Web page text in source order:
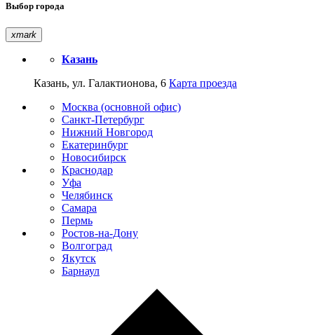
Выбор города
xmark
Казань
Казань, ул. Галактионова, 6 Карта проезда
Москва (основной офис)
Санкт-Петербург
Нижний Новгород
Екатеринбург
Новосибирск
Краснодар
Уфа
Челябинск
Самара
Пермь
Ростов-на-Дону
Волгоград
Якутск
Барнаул